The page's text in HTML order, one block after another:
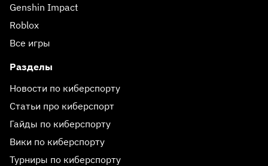
Genshin Impact
Roblox
Все игры
Разделы
Новости по киберспорту
Статьи про киберспорт
Гайды по киберспорту
Вики по киберспорту
Турниры по киберспорту